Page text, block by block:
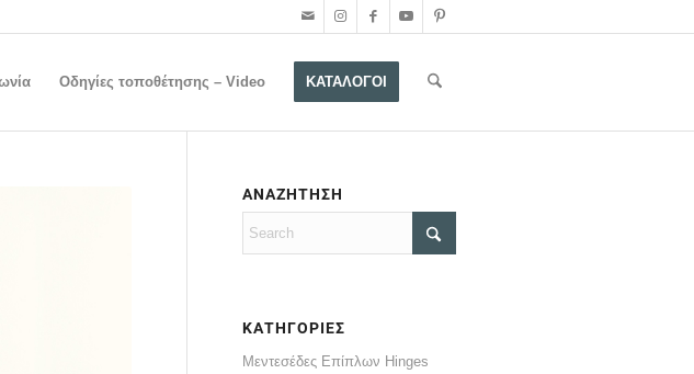
Οδηγίες τοποθέτησης – Video ΚΑΤΑΛΟΓΟΙ
ΑΝΑΖΗΤΗΣΗ
ΚΑΤΗΓΟΡΙΕΣ
Μεντεσέδες Επίπλων Hinges